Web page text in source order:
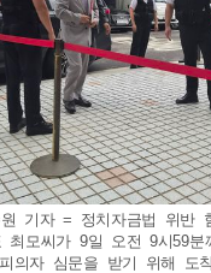
원 기자 = 정치자금법 위반
최모씨가 9일 오전 9시59
의자 심문을 받기 위해 도착